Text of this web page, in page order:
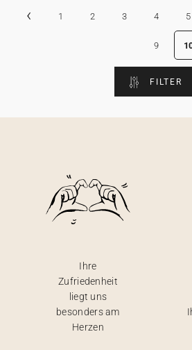
‹ 1 2 3 4 5
9
FILTER
Ihre
Zufriedenheit
liegt uns
besonders am
Herzen